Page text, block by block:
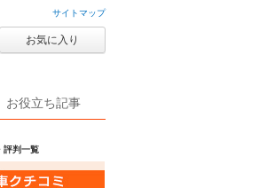
サイトマップ
お気に入り
お役立ち記事
評判一覧